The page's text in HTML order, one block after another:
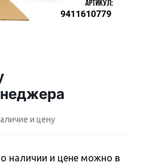
и цену
наличии и цене можно в